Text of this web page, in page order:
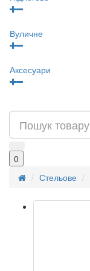
Вуличне
Аксесуари
0
Стельове